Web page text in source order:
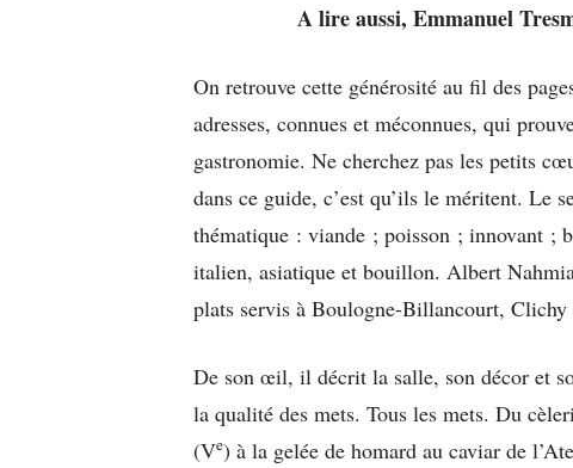
A lire aussi, Emmanuel
On retrouve cette générosité au fil des
adresses, connues et méconnues, qui
gastronomie. Ne cherchez pas les petits
dans ce guide, c’est qu’ils le méritent. Le
thématique : viande ; poisson ; innovant ;
italien, asiatique et bouillon. Albert
plats servis à Boulogne-Billancourt, Clichy
De son œil, il décrit la salle, son décor et
la qualité des mets. Tous les mets. Du
(Ve) à la gelée de homard au caviar de